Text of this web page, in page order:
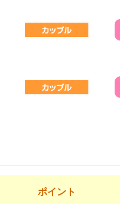
ポイント